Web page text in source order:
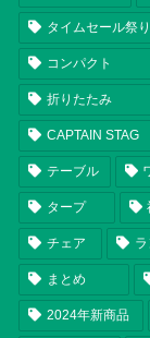
タイムセール祭り
コンパクト
折りたたみ
CAPTAIN STAG
テーブル
タープ
チェア
まとめ
2024年新商品